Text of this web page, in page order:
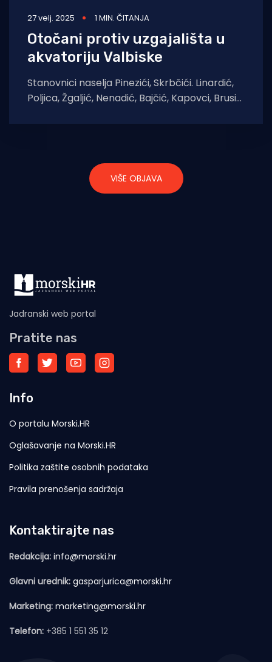
27 velj. 2025 1 MIN. ČITANJA
Otočani protiv uzgajališta u
akvatoriju Valbiske
Stanovnici naselja Pinezići, Skrbčići. Linardić,
Poljica, Žgaljić, Nenadić, Bajčić, Kapovci, Brusić,
kojom traže
VIŠE OBJAVA
Jadranski web portal
Pratite nas
Info
O portalu Morski.HR
Oglašavanje na Morski.HR
Politika zaštite osobnih podataka
Pravila prenošenja sadržaja
Kontaktirajte nas
Redakcija: info@morski.hr
Glavni urednik: gasparjurica@morski.hr
Marketing: marketing@morski.hr
Telefon: +385 1 551 35 12